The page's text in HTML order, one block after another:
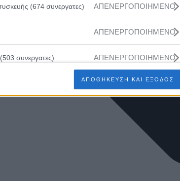
(674 συνεργατες) ΑΠΕΝΕΡΓΟΠΟΙΗΜΕΝΟ
ΑΠΕΝΕΡΓΟΠΟΙΗΜΕΝΟ
συνεργατες) ΑΠΕΝΕΡΓΟΠΟΙΗΜΕΝΟ
ΑΠΕΝΕΡΓΟΠΟΙΗΜΕΝΟ
συνεργατες) ΑΠΕΝΕΡΓΟΠΟΙΗΜΕΝΟ
ΑΠΕΝΕΡΓΟΠΟΙΗΜΕΝΟ
ΑΠΕΝΕΡΓΟΠΟΙΗΜΕΝΟ
ΑΠΟΘΗΚΕΥΣΗ ΚΑΙ ΕΞΟΔΟΣ